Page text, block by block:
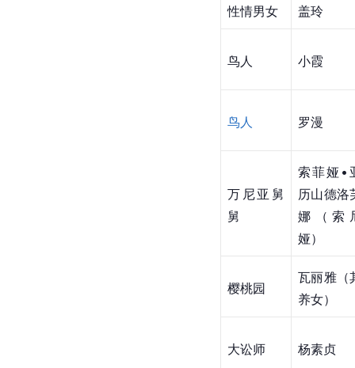
性情男女 盖玲
鸟人 小霞
鸟人 罗漫
万尼亚舅
舅
索菲娅•
历山德洛
娜（索
娅）
樱桃园
瓦丽雅（
养女）
大讼师 杨素贞